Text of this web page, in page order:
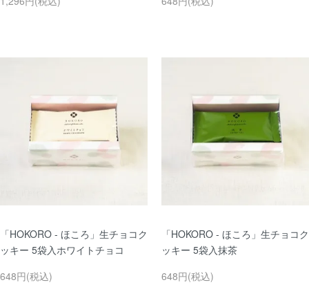
「HOKORO - ほころ」生チョコク
ッキー 5袋入ホワイトチョコ
648円(税込)
「HOKORO - ほころ」生チョコク
ッキー 5袋入抹茶
648円(税込)